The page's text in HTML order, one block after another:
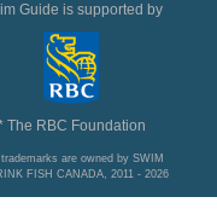
Guide is supported by
The RBC Foundation
are owned by SWIM
FISH CANADA, 2011 - 2026